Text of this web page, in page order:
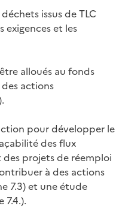
issus de TLC
et les
alloués au fonds
actions
pour développer le
des flux
des projets de réemploi
à des actions
7.3) et une étude